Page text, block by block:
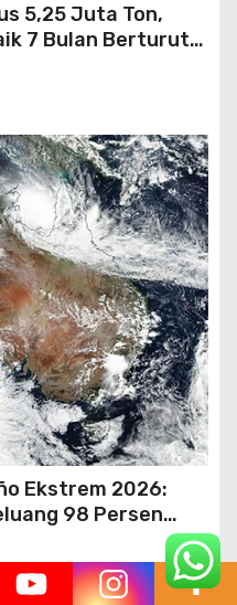
5,25 Juta Ton,
7 Bulan Berturut-
Ekstrem 2026:
98 Persen